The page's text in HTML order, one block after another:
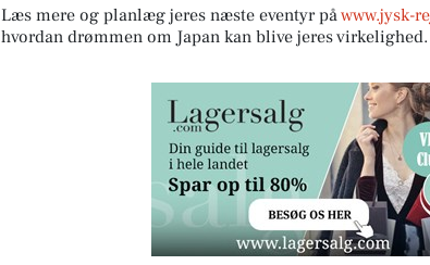
Læs mere og planlæg jeres næste eventyr påwww.jysk-
hvordan drømmen om Japan kan blive jeres virkelighed.